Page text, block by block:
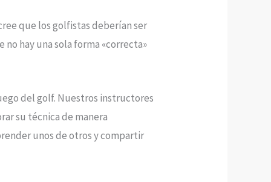
que los golfistas deberían ser
hay una sola forma «correcta»
del golf. Nuestros instructores
su técnica de manera
unos de otros y compartir